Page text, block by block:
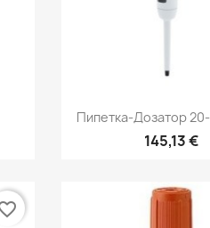
Быстрый
Пипетка-Дозатор
145,13 €